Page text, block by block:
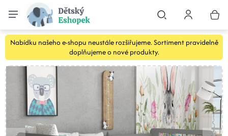
Nabídku našeho e-shopu neustále rozšiřujeme. Sortiment pravidelně
doplňujeme o nové produkty.